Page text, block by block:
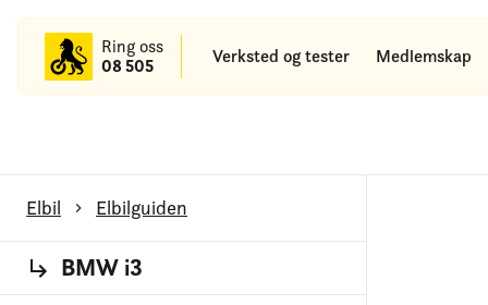
Ring oss
08 505
Verksted og tester Medlemskap
hovedinnhold
Elbil Elbilguiden
BMW i3